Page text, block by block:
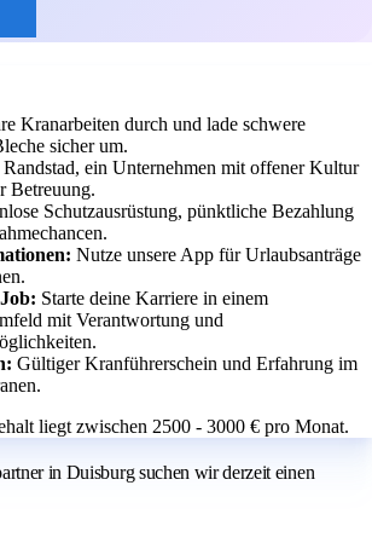
Kranarbeiten durch und lade schwere
sicher um.
Randstad, ein Unternehmen mit offener Kultur
Betreuung.
Schutzausrüstung, pünktliche Bezahlung
Nutze unsere App für Urlaubsanträge
Starte deine Karriere in einem
mit Verantwortung und
Gültiger Kranführerschein und Erfahrung im
liegt zwischen 2500 - 3000 € pro Monat.
in Duisburg suchen wir derzeit einen